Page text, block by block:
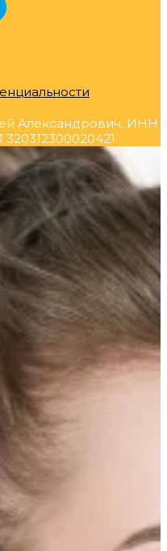
Александрович, ИНН